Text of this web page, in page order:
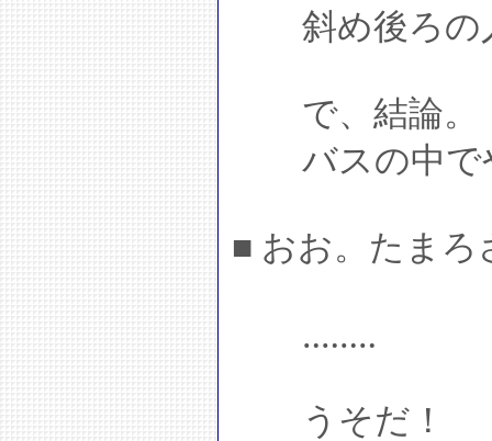
斜め後ろの
で、結論。
バスの中で
■ おお。たま
‥‥‥‥
うそだ！